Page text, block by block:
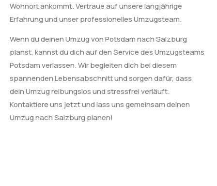
Wohnort ankommt. Vertraue auf unsere langjährige
Erfahrung und unser professionelles Umzugsteam.
Wenn du deinen Umzug von Potsdam nach Salzburg
planst, kannst du dich auf den Service des Umzugsteams
Potsdam verlassen. Wir begleiten dich bei diesem
spannenden Lebensabschnitt und sorgen dafür, dass
dein Umzug reibungslos und stressfrei verläuft.
Kontaktiere uns jetzt und lass uns gemeinsam deinen
Umzug nach Salzburg planen!